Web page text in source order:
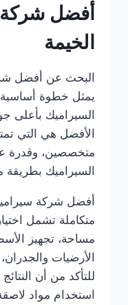
أفضل
الخيمة
البحث عن أفضل
يمثل خطوة
السيراميك بأعلى
الأفضل هي التي
متخصصين، وقدرة
السيراميك بطريقة
أفضل شركة
متكاملة تشمل
مساحة، تجهيز
الأرضيات
للتأكد من أن
استخدام مواد